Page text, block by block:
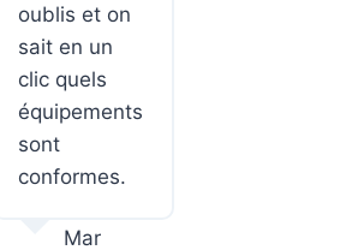
oublis et on
sait en un
clic quels
équipements
sont
conformes.
Mar